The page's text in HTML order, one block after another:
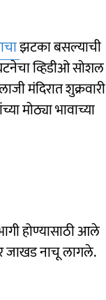
झटका बसल्याची
व्हिडीओ सोशल
मंदिरात शुक्रवारी
मोठ्या भावाच्या
होण्यासाठी आले
जाखड नाचू लागले.